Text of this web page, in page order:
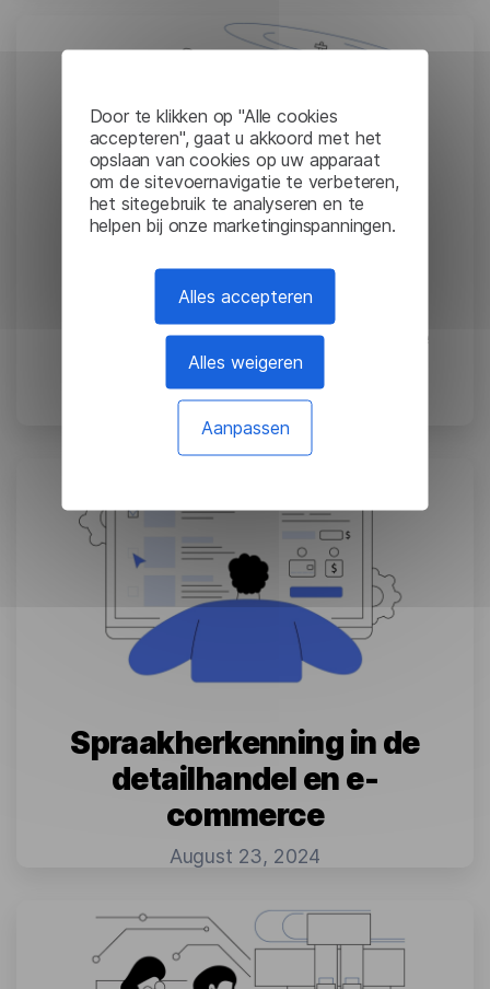
Door te klikken op "Alle cookies
accepteren", gaat u akkoord met het
opslaan van cookies op uw apparaat
om de sitevoernavigatie te verbeteren,
het sitegebruik te analyseren en te
helpen bij onze marketinginspanningen.
Alles accepteren
Alles weigeren
Aanpassen
Spraakerkenning bij de
overheid en de openbare
veiligheid
Spraakherkenning in de
detailhandel en e-
commerce
August 23, 2024